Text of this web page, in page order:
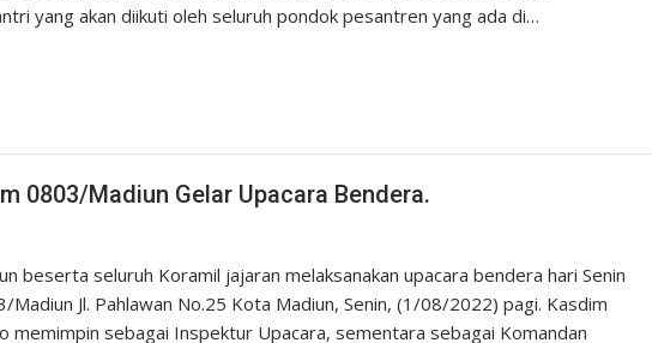
yang akan diikuti oleh seluruh pondok pesantren yang ada di…
0803/Madiun Gelar Upacara Bendera.
beserta seluruh Koramil jajaran melaksanakan upacara bendera hari Senin
Jl. Pahlawan No.25 Kota Madiun, Senin, (1/08/2022) pagi. Kasdim
memimpin sebagai Inspektur Upacara, sementara sebagai Komandan